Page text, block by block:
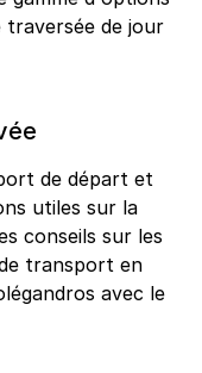
de jour
de départ et
utiles sur la
conseils sur les
transport en
avec le